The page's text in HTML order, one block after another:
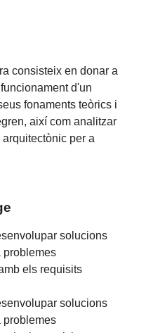
consisteix en donar a
d'un
fonaments teòrics i
així com analitzar
per a
solucions
problemes
els requisits
solucions
problemes